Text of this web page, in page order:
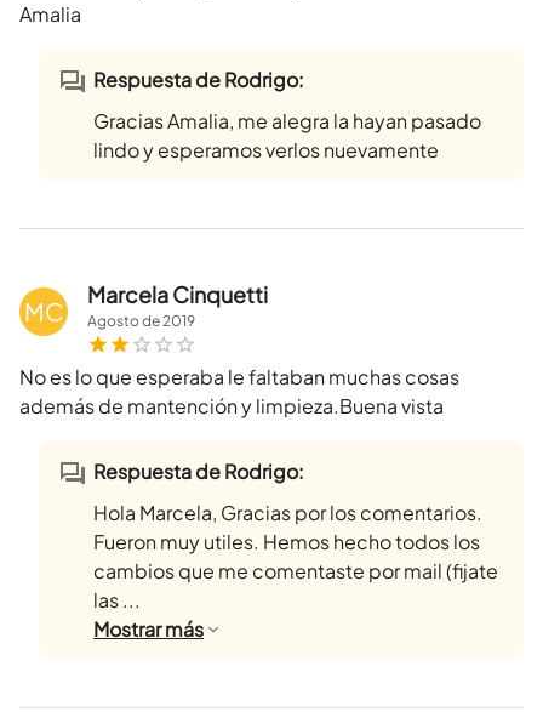
Amalia
Respuesta de Rodrigo:
Gracias Amalia, me alegra la hayan pasado
lindo y esperamos verlos nuevamente
MC
Marcela Cinquetti
Agostode2019
No es lo que esperaba le faltaban muchas cosas
además de mantención y limpieza.Buena vista
Respuesta de Rodrigo:
Hola Marcela, Gracias por los comentarios.
Fueron muy utiles. Hemos hecho todos los
cambios que me comentaste por mail (fijate
las ...
Mostrarmás